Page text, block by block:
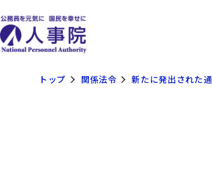
トップ 関係法令 新たに発出された